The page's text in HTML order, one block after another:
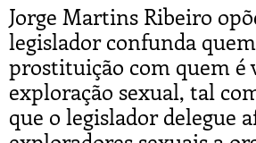
Jorge Martins Ribeiro
legislador confunda
prostituição com quem é
exploração sexual, tal
que o legislador delegue